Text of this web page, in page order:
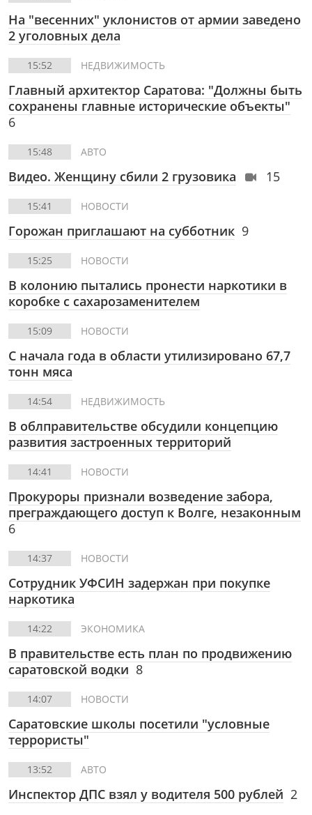
На "весенних" уклонистов от армии заведено
2 уголовных дела
15:52 НЕДВИЖИМОСТЬ
Главный архитектор Саратова: "Должны быть
сохранены главные исторические объекты"
6
15:48 АВТО
Видео. Женщину сбили 2 грузовика 15
15:41 НОВОСТИ
Горожан приглашают на субботник 9
15:25 НОВОСТИ
В колонию пытались пронести наркотики в
коробке с сахарозаменителем
15:09 НОВОСТИ
С начала года в области утилизировано 67,7
тонн мяса
14:54 НЕДВИЖИМОСТЬ
В облправительстве обсудили концепцию
развития застроенных территорий
14:41 НОВОСТИ
Прокуроры признали возведение забора,
преграждающего доступ к Волге, незаконным
6
14:37 НОВОСТИ
Сотрудник УФСИН задержан при покупке
наркотика
14:22 ЭКОНОМИКА
В правительстве есть план по продвижению
саратовской водки 8
14:07 НОВОСТИ
Саратовские школы посетили "условные
террористы"
13:52 АВТО
Инспектор ДПС взял у водителя 500 рублей 2